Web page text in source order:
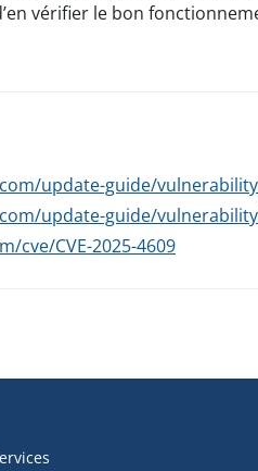
vérifier le bon
update-guide/
update-guide/
cve/CVE-2025-4609